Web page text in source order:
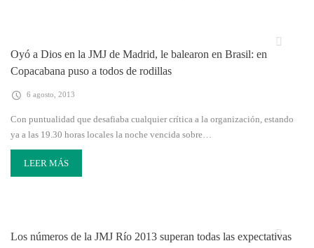
Oyó a Dios en la JMJ de Madrid, le balearon en Brasil: en
Copacabana puso a todos de rodillas
6 agosto, 2013
Con puntualidad que desafiaba cualquier crítica a la organización, estando
ya a las 19.30 horas locales la noche vencida sobre…
LEER MÁS
Los números de la JMJ Río 2013 superan todas las expectativas